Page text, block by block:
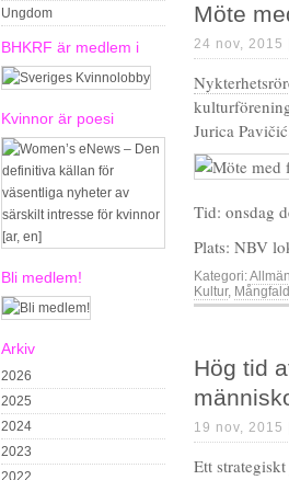
Ungdom
BHKRF är medlem i
Kvinnor är poesi
Bli medlem!
Arkiv
2026
2025
2024
2023
2022
Möte
24 nov, 2015 |
Jurica
Tid: onsdag
Plats: NBV
Kategori:
Kultur, Mångfald
Hög tid
19 nov, 2015 |
Ett